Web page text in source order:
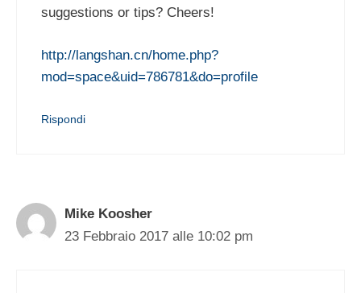
suggestions or tips? Cheers!
http://langshan.cn/home.php?
mod=space&uid=786781&do=profile
Rispondi
Mike Koosher
23 Febbraio 2017 alle 10:02 pm